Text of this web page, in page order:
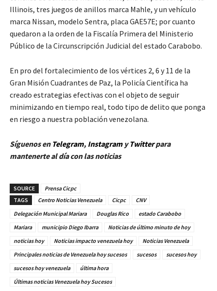
Illinois, tres juegos de anillos marca Mahle, y un vehículo
marca Nissan, modelo Sentra, placa GAE57E; por cuanto
quedaron a la orden de la Fiscalía Primera del Ministerio
Público de la Circunscripción Judicial del estado Carabobo.
En pro del fortalecimiento de los vértices 2, 6 y 11 de la
Gran Misión Cuadrantes de Paz, la Policía Científica ha
creado estrategias efectivas con el objeto de seguir
minimizando en tiempo real, todo tipo de delito que ponga
en riesgo a nuestra población venezolana.
Síguenos en Telegram, InstagramyTwitterpara
mantenerte al día con las noticias
SOURCE
Prensa Cicpc
TAGS
Centro Noticias Venezuela Cicpc
CNV
Delegación Municipal Mariara
Douglas Rico
estado Carabobo
Mariara
municipio Diego Ibarra
Noticias de último minuto de hoy
noticias hoy
Noticias impacto venezuela hoy
Noticias Venezuela
Principales noticias de Venezuela hoy sucesos
sucesos
sucesos hoy
sucesos hoy venezuela
última hora
Últimas noticias Venezuela hoy Sucesos